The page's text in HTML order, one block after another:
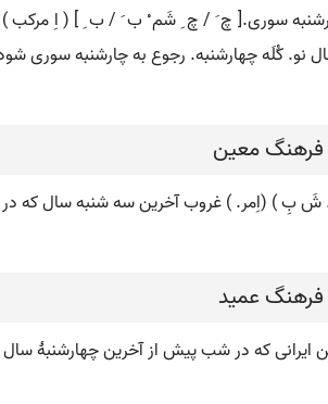
سوری.[ چ َ / چ ِ شَم ْ ب َ / ب ِ ] ( اِ مرکب )
نو. کُلَه چهارشنبه. رجوع به چارشنبه سوری
فرهنگ معین
بِ ) (اِمر. ) غروب آخرین سه شنبه سال که در
فرهنگ عمید
که در شب پیش از آخرین چهارشنبۀ سال